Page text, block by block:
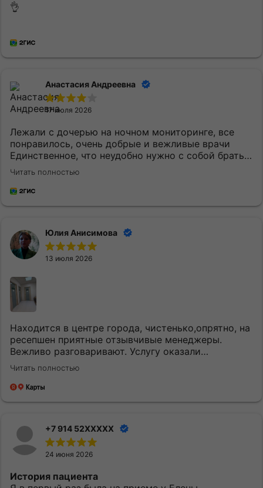
👌
Анастасия Андреевна
17 июля 2026
Лежали с дочерью на ночном мониторинге, все
понравилось, очень добрые и вежливые врачи
Единственное, что неудобно нужно с собой брать
постельное белье и маленькому ребенку
кипяченую воду
Читать полностью
Юлия Анисимова
13 июля 2026
Находится в центре города, чистенько,опрятно, на
ресепшен приятные отзывчивые менеджеры.
Вежливо разговаривают. Услугу оказали
качественно и вовремя. Однозначно придем еще.
Читать полностью
+7 914 52XXXXX
24 июня 2026
История пациента